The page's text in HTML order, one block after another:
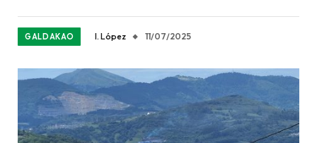
GALDAKAO I. López 11/07/2025